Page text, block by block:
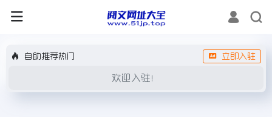
自助推荐热门 立即入驻
欢迎入驻！